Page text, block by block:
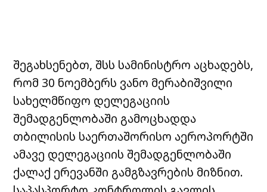
შეგახსენებთ, შსს სამინისტრო აცხადებს,
რომ 30 ნოემბერს ვანო მერაბიშვილი
სახელმწიფო დელეგაციის
შემადგენლობაში გამოცხადდა
თბილისის საერთაშორისო აეროპორტში
ამავე დელეგაციის შემადგენლობაში
ქალაქ ერევანში გამგზავრების მიზნით.